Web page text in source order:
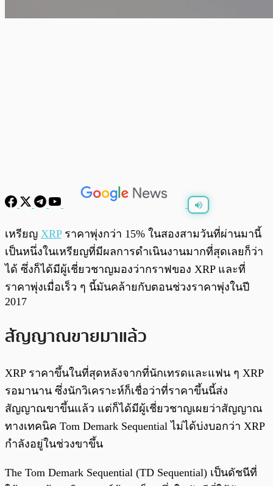
0:00 /
เหรียญ XRPราคาพุ่งกว่า 15% ในสองสามวันที่ผ่านมานี้
เป็นหนึ่งในเหรียญที่มีผลการดำเนินงานมากที่สุดเลยก็ว่า
ได้ ซึ่งก็ได้มีผู้เชี่ยวชาญมองว่ากราฟของ XRP และที่
ราคาพุ่งเมื่อเร็ว ๆ นี้มันคล้ายกับตอนช่วงราคาพุ่งในปี
2017
สัญญาณขายมาแล้ว
XRP ราคาขึ้นในที่สุดหลังจากที่นักเทรดและแฟน ๆ XRP
รอมานาน ซึ่งนักวิเคราะห์ก็เชื่อว่าที่ราคาขึ้นนี้ส่ง
สัญญาณขาขึ้นแล้ว แต่ก็ได้มีผู้เชี่ยวชาญเผยว่าสัญญาณ
ทางเทคนิค Tom Demark Sequential ไม่ได้บ่งบอกว่า XRP
กำลังอยู่ในช่วงขาขึ้น
The Tom Demark Sequential (TD Sequential) เป็นดัชนีที่